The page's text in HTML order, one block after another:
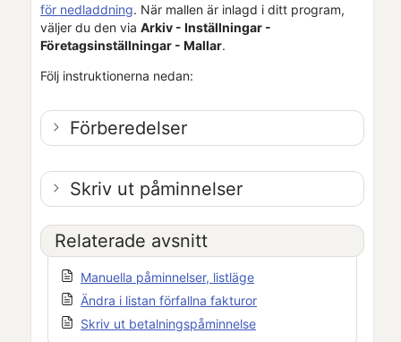
för nedladdning. När mallen är inlagd i ditt program,
väljer du den via Arkiv - Inställningar -
Företagsinställningar - Mallar.
Följ instruktionerna nedan:
Förberedelser
Skriv ut påminnelser
Relaterade avsnitt
Manuella påminnelser, listläge
Ändra i listan förfallna fakturor
Skriv ut betalningspåminnelse